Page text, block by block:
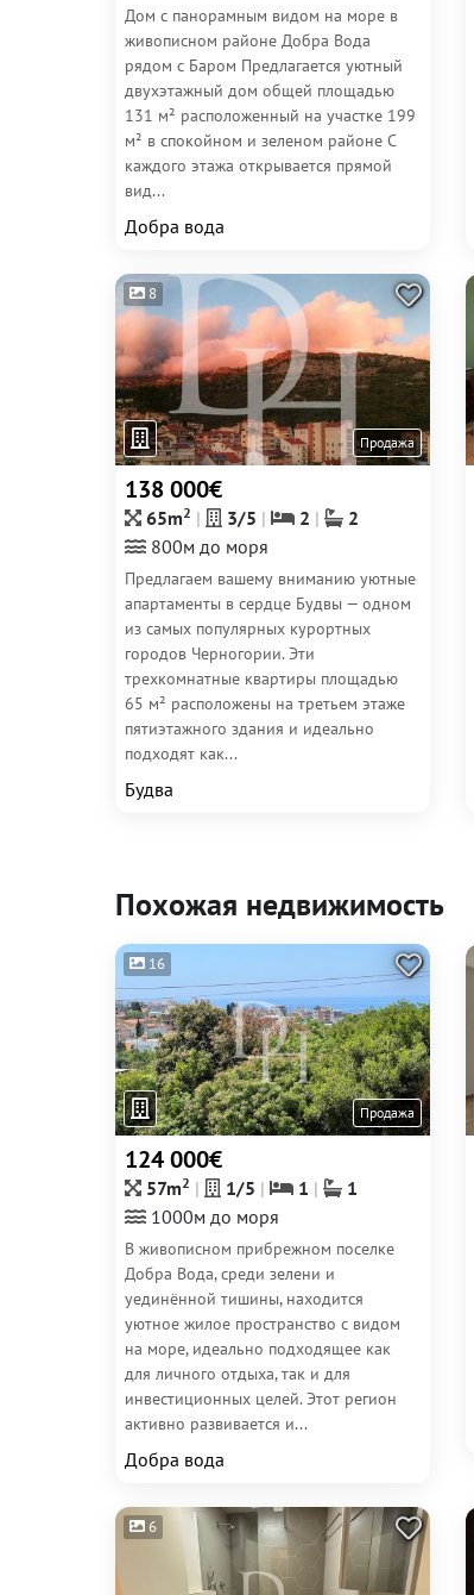
Дом с панорамным видом на море в
живописном районе Добра Вода
рядом с Баром Предлагается уютный
двухэтажный дом общей площадью
131 м² расположенный на участке 199
м² в спокойном и зеленом районе С
каждого этажа открывается прямой
вид...
Добра вода
8
Продажа
138 000€
65m2 3/5 2
2
800м до моря
Предлагаем вашему вниманию уютные
апартаменты в сердце Будвы — одном
из самых популярных курортных
городов Черногории. Эти
трехкомнатные квартиры площадью
65 м² расположены на третьем этаже
пятиэтажного здания и идеально
подходят как...
Будва
Похожая недвижимость
16
Продажа
124 000€
57m2 1/5 1
1
1000м до моря
В живописном прибрежном поселке
Добра Вода, среди зелени и
уединённой тишины, находится
уютное жилое пространство с видом
на море, идеально подходящее как
для личного отдыха, так и для
инвестиционных целей. Этот регион
активно развивается и...
Добра вода
6